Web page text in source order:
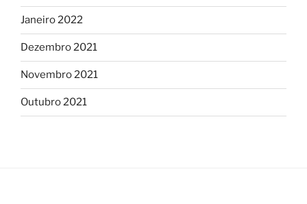
Janeiro 2022
Dezembro 2021
Novembro 2021
Outubro 2021